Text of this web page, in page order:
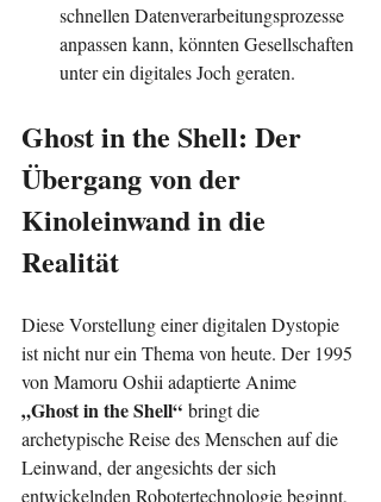
schnellen Datenverarbeitungsprozesse
anpassen kann, könnten Gesellschaften
unter ein digitales Joch geraten.
Ghost in the Shell: Der
Übergang von der
Kinoleinwand in die
Realität
Diese Vorstellung einer digitalen Dystopie
ist nicht nur ein Thema von heute. Der 1995
von Mamoru Oshii adaptierte Anime
„Ghost in the Shell“ bringt die
archetypische Reise des Menschen auf die
Leinwand, der angesichts der sich
entwickelnden Robotertechnologie beginnt,